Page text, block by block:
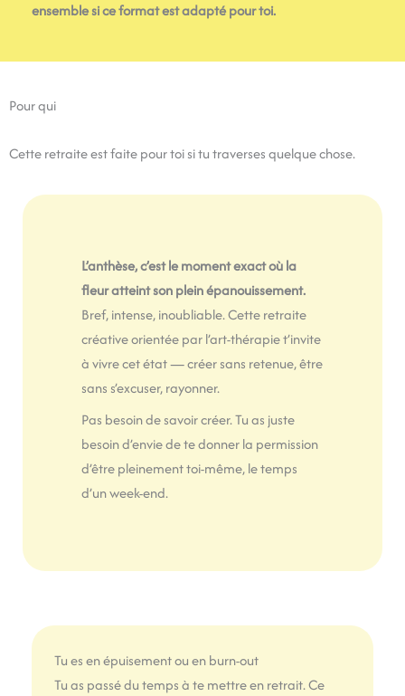
ensemble si ce format est adapté pour toi.
Pour qui
Cette retraite est faite pour toi si tu traverses quelque chose.
L’anthèse, c’est le moment exact où la
fleur atteint son plein épanouissement.
Bref, intense, inoubliable. Cette retraite
créative orientée par l’art-thérapie t’invite
à vivre cet état — créer sans retenue, être
sans s’excuser, rayonner.
Pas besoin de savoir créer. Tu as juste
besoin d’envie de te donner la permission
d’être pleinement toi-même, le temps
d’un week-end.
Tu es en épuisement ou en burn-out
Tu as passé du temps à te mettre en retrait. Ce